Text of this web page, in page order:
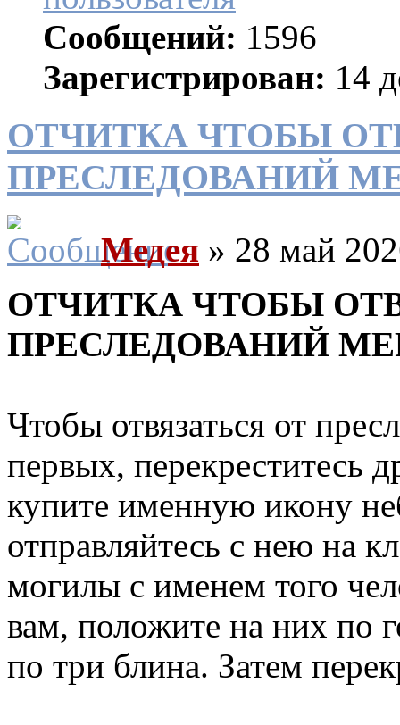
Сообщений: 1596
Зарегистрирован: 14
ОТЧИТКА ЧТОБЫ
ПРЕСЛЕДОВАНИЙ
Медея » 28 май
ОТЧИТКА ЧТОБЫ
ПРЕСЛЕДОВАНИЙ
Чтобы отвязаться от
первых, перекреститесь
купите именную икону
отправляйтесь с нею на
могилы с именем того
вам, положите на них по
по три блина. Затем